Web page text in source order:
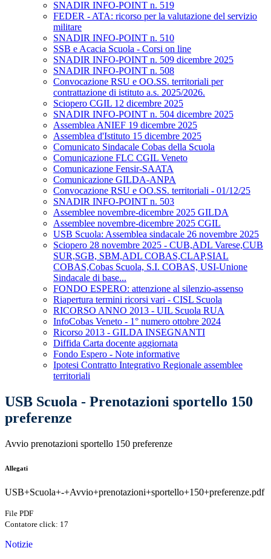
SNADIR INFO-POINT n. 519
FEDER - ATA: ricorso per la valutazione del servizio
militare
SNADIR INFO-POINT n. 510
SSB e Acacia Scuola - Corsi on line
SNADIR INFO-POINT n. 509 dicembre 2025
SNADIR INFO-POINT n. 508
Convocazione RSU e OO.SS. territoriali per
contrattazione di istituto a.s. 2025/2026.
Sciopero CGIL 12 dicembre 2025
SNADIR INFO-POINT n. 504 dicembre 2025
Assemblea ANIEF 19 dicembre 2025
Assemblea d'Istituto 15 dicembre 2025
Comunicato Sindacale Cobas della Scuola
Comunicazione FLC CGIL Veneto
Comunicazione Fensir-SAATA
Comunicazione GILDA-ANPA
Convocazione RSU e OO.SS. territoriali - 01/12/25
SNADIR INFO-POINT n. 503
Assemblee novembre-dicembre 2025 GILDA
Assemblee novembre-dicembre 2025 CGIL
USB Scuola: Assemblea sindacale 26 novembre 2025
Sciopero 28 novembre 2025 - CUB,ADL Varese,CUB
SUR,SGB, SBM,ADL COBAS,CLAP,SIAL
COBAS,Cobas Scuola, S.I. COBAS, USI-Unione
Sindacale di base...
FONDO ESPERO: attenzione al silenzio-assenso
Riapertura termini ricorsi vari - CISL Scuola
RICORSO ANNO 2013 - UIL Scuola RUA
InfoCobas Veneto - 1° numero ottobre 2024
Ricorso 2013 - GILDA INSEGNANTI
Diffida Carta docente aggiornata
Fondo Espero - Note informative
Ipotesi Contratto Integrativo Regionale assemblee
territoriali
USB Scuola - Prenotazioni sportello 150
preferenze
Avvio prenotazioni sportello 150 preferenze
Allegati
USB+Scuola+-+Avvio+prenotazioni+sportello+150+preferenze.pdf
File PDF
Contatore click: 17
Notizie